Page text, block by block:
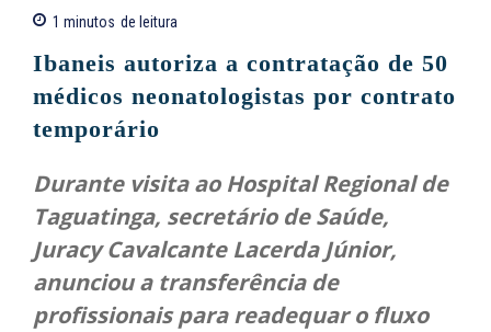
1 minutos de leitura
Ibaneis autoriza a contratação de 50
médicos neonatologistas por contrato
temporário
Durante visita ao Hospital Regional de
Taguatinga, secretário de Saúde,
Juracy Cavalcante Lacerda Júnior,
anunciou a transferência de
profissionais para readequar o fluxo